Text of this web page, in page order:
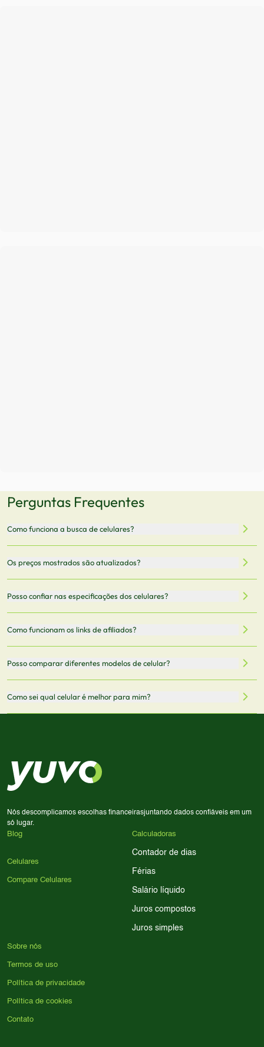
Perguntas Frequentes
Como funciona a busca de celulares?
armazenamento, memória RAM, bateria e conectividade
5G.
Os preços mostrados são atualizados?
vendedor antes de finalizar sua compra.
Posso confiar nas especificações dos celulares?
informações mais recentes de cada modelo.
Como funcionam os links de afiliados?
comissão sem custo adicional para você.
Posso comparar diferentes modelos de celular?
Sim! Você pode selecionar até 3 celulares para comparar
Como sei qual celular é melhor para mim?
processador e bateria são essenciais. Use nossos filtros
para encontrar o celular ideal.
Nós descomplicamos escolhas financeirasjuntando dados confiáveis em um
só lugar.
Blog
Celulares
Compare Celulares
Calculadoras
Contador de dias
Férias
Salário líquido
Juros compostos
Juros simples
Sobre nós
Termos de uso
Política de privacidade
Política de cookies
Contato